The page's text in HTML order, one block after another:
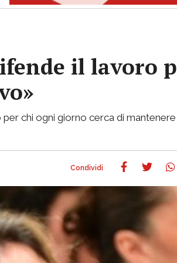
il lavoro
chi ogni giorno cerca di